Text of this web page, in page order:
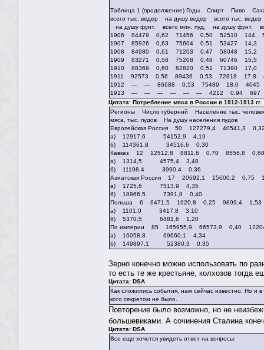
Таблица 1 (продолжение) Годы Спирт Пиво
всего тыс. ведер на душу ведер всего тыс.
на душу фунт. всего млн. пуд. на душу фунт.
1906 84479 0,62 71456 0,50 52510
1907 85926 0,63 75604 0,51 53427
1908 84980 0,61 71203 0,47 58048
1909 83271 0,58 75208 0,48 60746
1910 88369 0,60 82820 0,51 71390
1911 92573 0,56 89436 0,53 72818
1912 — — 86688 0,53 75489 18,0 4045
1913 — — — — — — 4212 0,94
Цитата: Потребление мяса в России в 1912-1913 гг.
Регионы Число губерний Население тыс.
мяса, тыс. пудов На душу населения пудов
Европейская Россия 50 127279,4 40541,3
а) 12917,6 54152,9 4,19
б) 114361,8 34516,6 0,30
Кавказ 12 12512,8 8811,6 0,70 8556,8 0,68
а) 1314,5 4575,4 3,48
б) 11198,4 3990,4 0,36
Азиатская Россия 17 20692,1 15600,2 0,75
а) 1725,6 7513,9 4,35
б) 18966,5 7391,8 0,40
Польша 6 6471,5 1620,8 0,25 9899,4 1,53
а) 1101,0 3417,8 3,10
б) 5370,5 6481,6 1,20
По империи 85 165955,9 66573,9 0,40
а) 16058,8 69660,1 4,34
б) 149897,1 52380,3 0,35
Зерно конечно можно использовать по
то есть те же крестьяне, колхозов тогда
Цитата: DSA
Как сложились события, нам сейчас известно. Но и
кого секретом не было.
Повторение было возможно, но не
большевиками. А сочинения Сталина
Цитата: DSA
Все еще хочется увидеть ответ на вопросы: